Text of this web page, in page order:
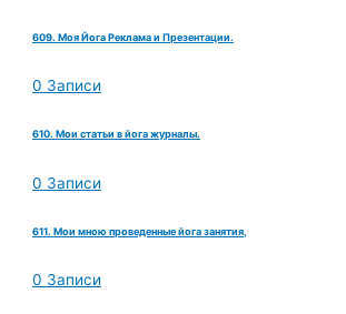
609. Моя Йога Реклама и Презентации.
0 Записи
610. Мои статьи в йога журналы.
0 Записи
611. Мои мною проведенные йога занятия,
0 Записи